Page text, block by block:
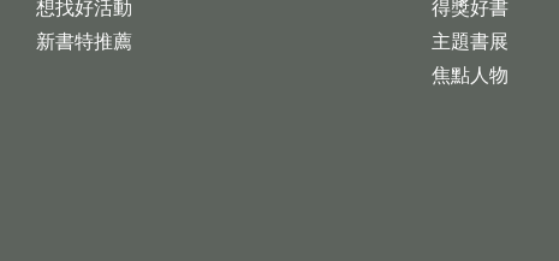
想找好活動
新書特推薦
得獎好書
主題書展
焦點人物